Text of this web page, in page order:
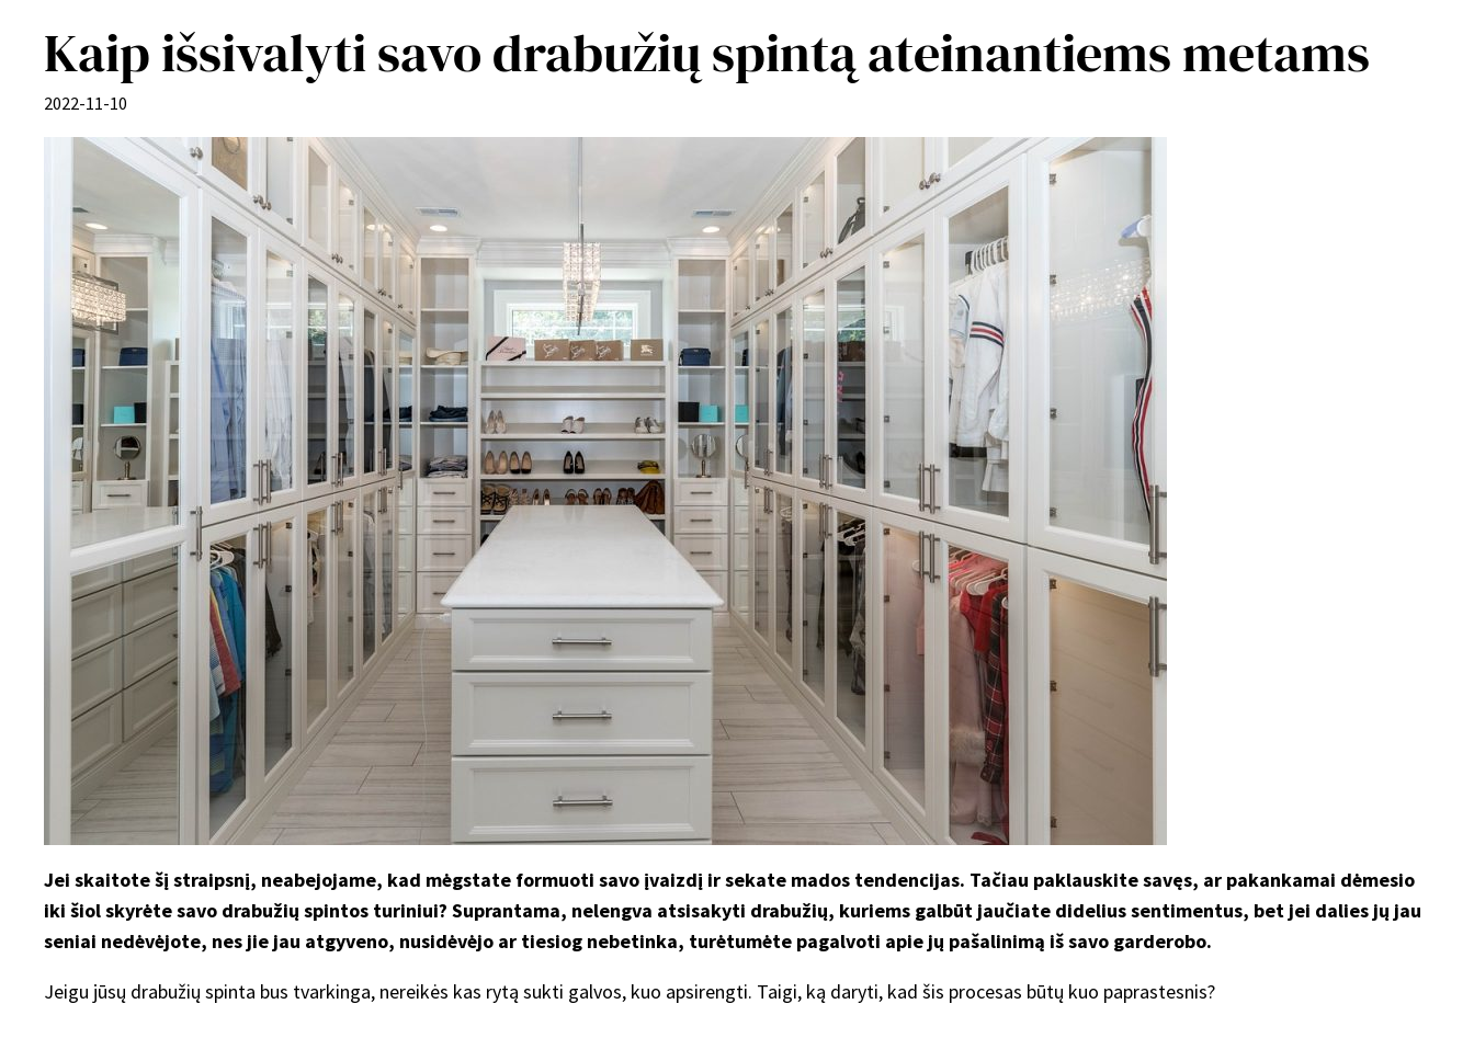
Kaip išsivalyti savo drabužių spintą ateinantiems metams
2022-11-10
Jei skaitote šį straipsnį, neabejojame, kad mėgstate formuoti savo įvaizdį ir sekate mados tendencijas. Tačiau paklauskite savęs, ar pakankamai dėmesio
iki šiol skyrėte savo drabužių spintos turiniui? Suprantama, nelengva atsisakyti drabužių, kuriems galbūt jaučiate didelius sentimentus, bet jei dalies jų jau
seniai nedėvėjote, nes jie jau atgyveno, nusidėvėjo ar tiesiog nebetinka, turėtumėte pagalvoti apie jų pašalinimą iš savo garderobo.
Jeigu jūsų drabužių spinta bus tvarkinga, nereikės kas rytą sukti galvos, kuo apsirengti. Taigi, ką daryti, kad šis procesas būtų kuo paprastesnis?